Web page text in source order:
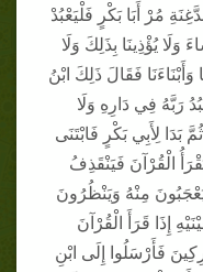
مُرْ أَبَا بَكْرٍ فَلْيَعْبُدْ
يُؤْذِينَا بِذَلِكَ وَلَا
فَقَالَ ذَلِكَ ابْنُ
رَبَّهُ فِي دَارِهِ وَلَا
بَدَا لِأَبِي بَكْرٍ فَابْتَنَى
الْقُرْآنَ فَيَنْقَذِفُ
مِنْهُ وَيَنْظُرُونَ
إِذَا قَرَأَ الْقُرْآنَ
فَأَرْسَلُوا إِلَى ابْنِ